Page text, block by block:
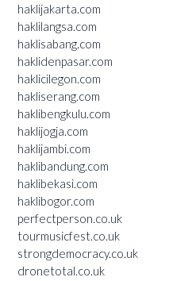
haklijakarta.com
haklilangsa.com
haklisabang.com
haklidenpasar.com
haklicilegon.com
hakliserang.com
haklibengkulu.com
haklijogja.com
haklijambi.com
haklibandung.com
haklibekasi.com
haklibogor.com
perfectperson.co.uk
tourmusicfest.co.uk
strongdemocracy.co.uk
dronetotal.co.uk